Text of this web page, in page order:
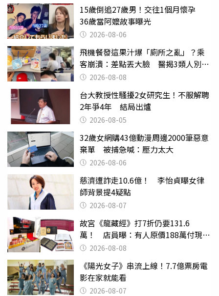
15歲倒追27歲男！交往1個月懷孕
36歲當阿嬤故事曝光
2026-08-06
飛機餐發這果汁爆「廁所之亂」？乘
客崩潰：差點丟大臉 醫揭3類人別亂
喝 2026-08-08
台大教授性騷擾2女研究生！不服解聘
2年爭4年 結局出爐
2026-08-05
32歲女網購43億動漫周邊2000筆惡意
棄單 被捕急喊：壓力太大
2026-08-06
慈濟遭詐走10.6億！ 李怡貞曝女律
師背景提4疑點
2026-08-07
故宮《龍藏經》打7折仍要131.6
萬！ 店員曝：有人原價188萬付現購
買 2026-08-08
《陽光女子》串流上線！7.7億票房電
影在家就能看
2026-08-07